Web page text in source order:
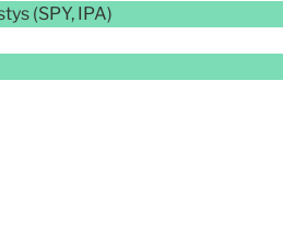
(SPY, IPA)